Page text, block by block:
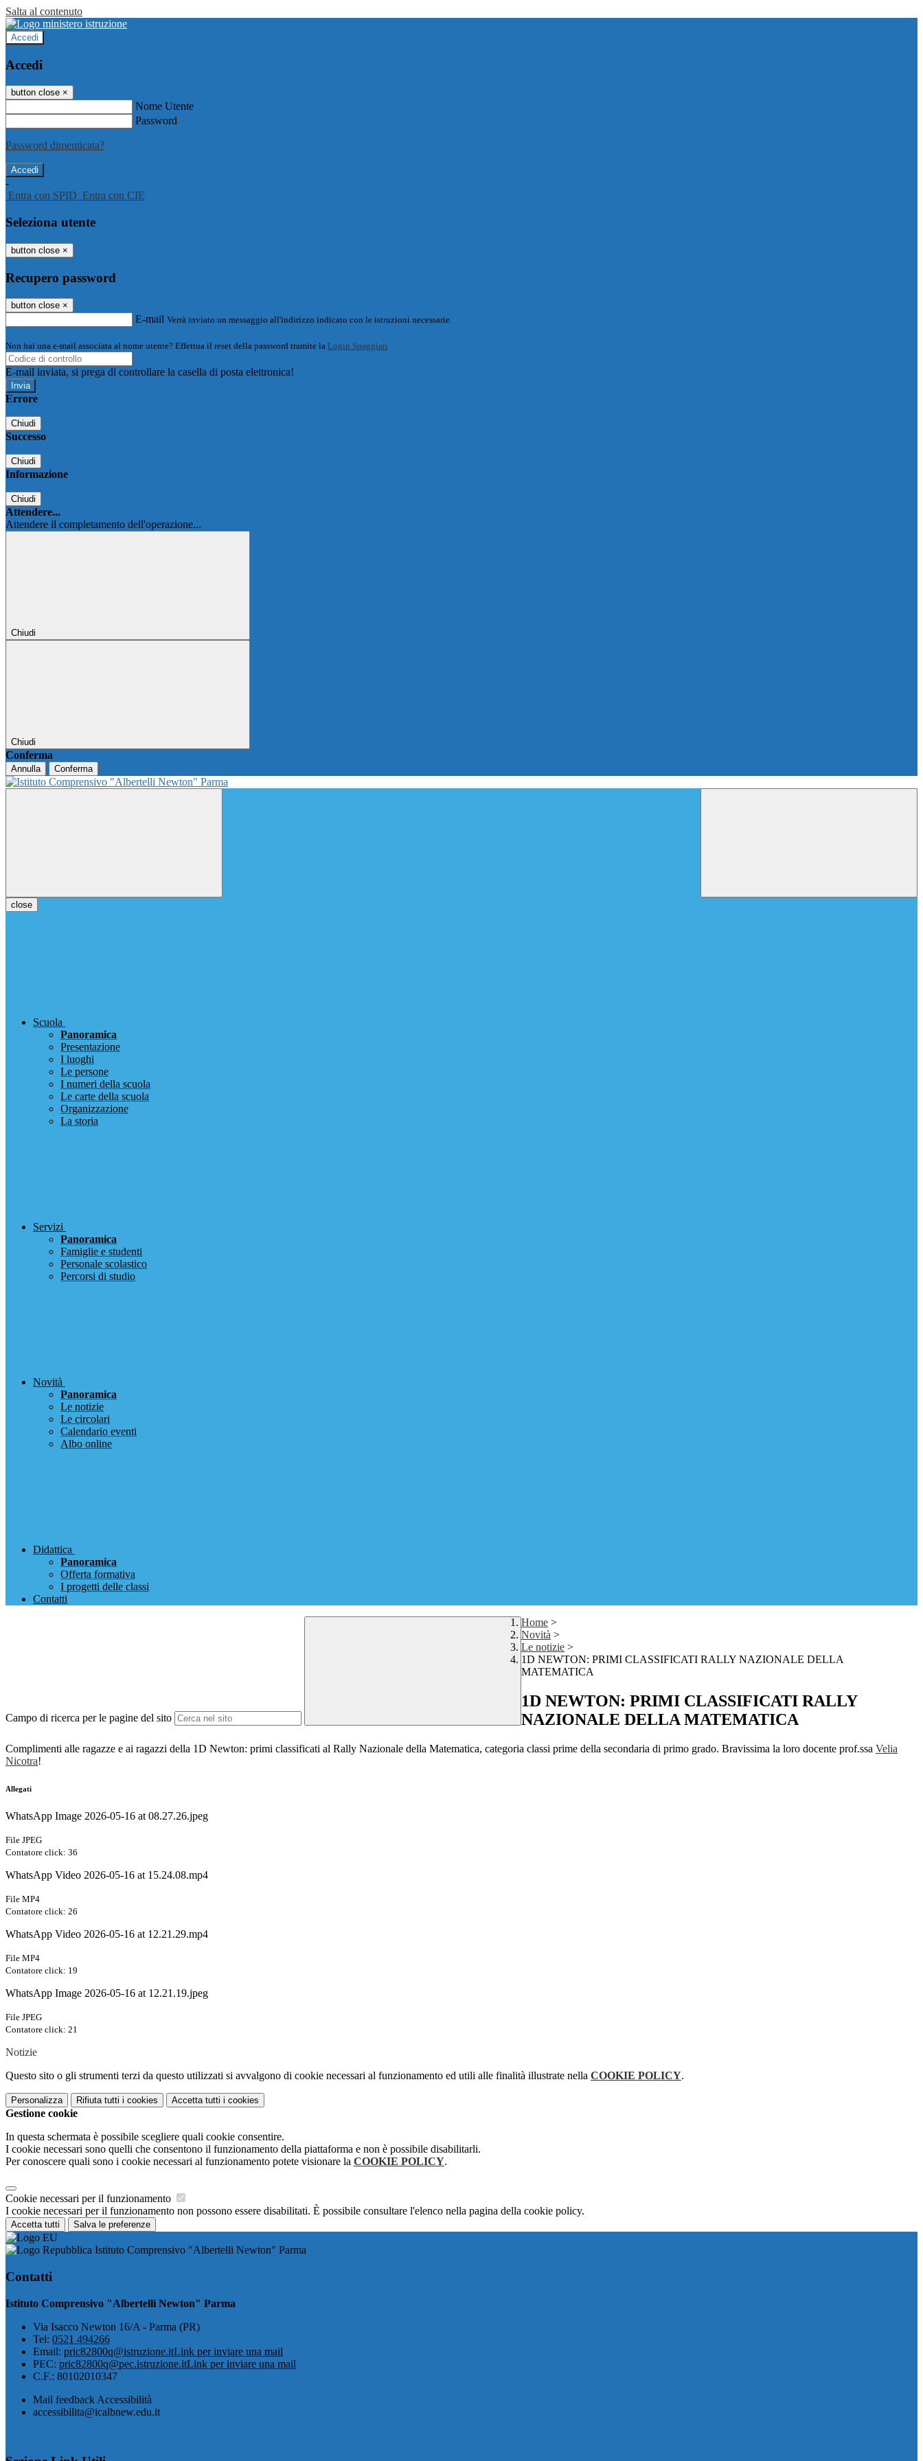
Salta al contenuto
Accedi
Accedi
button close ×
Nome Utente
Password
Password dimenticata?
-
Entra con SPID Entra con CIE
Seleziona utente
button close ×
Recupero password
button close ×
E-mail Verrà inviato un messaggio all'indirizzo indicato con le istruzioni necessarie.
Non hai una e-mail associata al nome utente? Effettua il reset della password tramite la Login Spaggiari
E-mail inviata, si prega di controllare la casella di posta elettronica!
Errore
Chiudi
Successo
Chiudi
Informazione
Chiudi
Attendere...
Attendere il completamento dell'operazione...
Chiudi
Chiudi
Conferma
Annulla Conferma
close
Scuola
Panoramica
Presentazione
I luoghi
Le persone
I numeri della scuola
Le carte della scuola
Organizzazione
La storia
Servizi
Panoramica
Famiglie e studenti
Personale scolastico
Percorsi di studio
Novità
Panoramica
Le notizie
Le circolari
Calendario eventi
Albo online
Didattica
Panoramica
Offerta formativa
I progetti delle classi
Contatti
Campo di ricerca per le pagine del sito
Home >
Novità >
Le notizie >
1D NEWTON: PRIMI CLASSIFICATI RALLY NAZIONALE DELLA
MATEMATICA
1D NEWTON: PRIMI CLASSIFICATI RALLY
NAZIONALE DELLA MATEMATICA
Complimenti alle ragazze e ai ragazzi della 1D Newton: primi classificati al Rally Nazionale della Matematica, categoria classi prime della secondaria di primo grado. Bravissima la loro docente prof.ssa Velia
Nicotra!
Allegati
WhatsApp Image 2026-05-16 at 08.27.26.jpeg
File JPEG
Contatore click: 36
WhatsApp Video 2026-05-16 at 15.24.08.mp4
File MP4
Contatore click: 26
WhatsApp Video 2026-05-16 at 12.21.29.mp4
File MP4
Contatore click: 19
WhatsApp Image 2026-05-16 at 12.21.19.jpeg
File JPEG
Contatore click: 21
Notizie
Questo sito o gli strumenti terzi da questo utilizzati si avvalgono di cookie necessari al funzionamento ed utili alle finalità illustrate nella COOKIE POLICY.
Personalizza Rifiuta tutti i cookies Accetta tutti i cookies
Gestione cookie
In questa schermata è possibile scegliere quali cookie consentire.
I cookie necessari sono quelli che consentono il funzionamento della piattaforma e non è possibile disabilitarli.
Per conoscere quali sono i cookie necessari al funzionamento potete visionare la COOKIE POLICY.
Cookie necessari per il funzionamento
I cookie necessari per il funzionamento non possono essere disabilitati. È possibile consultare l'elenco nella pagina della cookie policy.
Accetta tutti Salva le preferenze
Istituto Comprensivo "Albertelli Newton" Parma
Contatti
Istituto Comprensivo "Albertelli Newton" Parma
Via Isacco Newton 16/A - Parma (PR)
Tel: 0521 494266
Email: pric82800q@istruzione.itLink per inviare una mail
PEC: pric82800q@pec.istruzione.itLink per inviare una mail
C.F.: 80102010347
Mail feedback Accessibilità
accessibilita@icalbnew.edu.it